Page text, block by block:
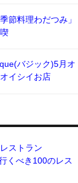
節料理わだつみ」
バジック)5月オ
イシイお店
ストラン
くべき100のレス